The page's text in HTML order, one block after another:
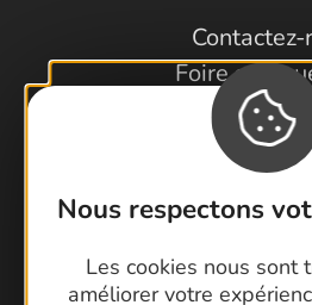
Nous respectons
Les cookies nous sont
améliorer votre
Contactez-
Foire aux
Cartoguides et
Latitude